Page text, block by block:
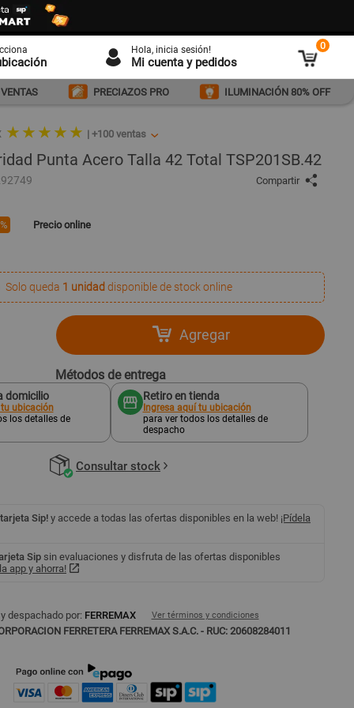
Hola, inicia sesión!
Mi cuenta y pedidos
0
PRECIAZOS PRO ILUMINACIÓN 80% OFF
★ ★ ★ ★ ★ | +100 ventas
Punta Acero Talla 42 Total TSP201SB.42
Compartir
Precio online
Solo queda 1 unidad disponible de stock online
Agregar
Métodos de entrega
domicilio
ubicación
los detalles de
Retiro en tienda
Ingresa aquí tu ubicación
para ver todos los detalles de
despacho
Consultar stock
Sip! y accede a todas las ofertas disponibles en la web! ¡Pídela
Sip sin evaluaciones y disfruta de las ofertas disponibles
app y ahorra!
despachado por: FERREMAX Ver términos y condiciones
FERRETERA FERREMAX S.A.C. - RUC: 20608284011